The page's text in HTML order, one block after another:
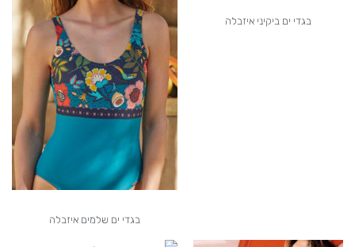
בגדי ים ביקיני איזבלה
בגדי ים שלמים איזבלה